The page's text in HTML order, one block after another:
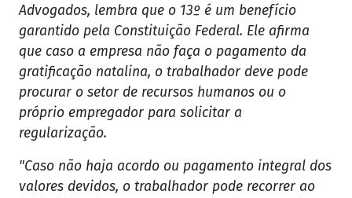
Advogados, lembra que o 13º é um benefício
garantido pela Constituição Federal. Ele afirma
que caso a empresa não faça o pagamento da
gratificação natalina, o trabalhador deve pode
procurar o setor de recursos humanos ou o
próprio empregador para solicitar a
regularização.
"Caso não haja acordo ou pagamento integral dos
valores devidos, o trabalhador pode recorrer ao